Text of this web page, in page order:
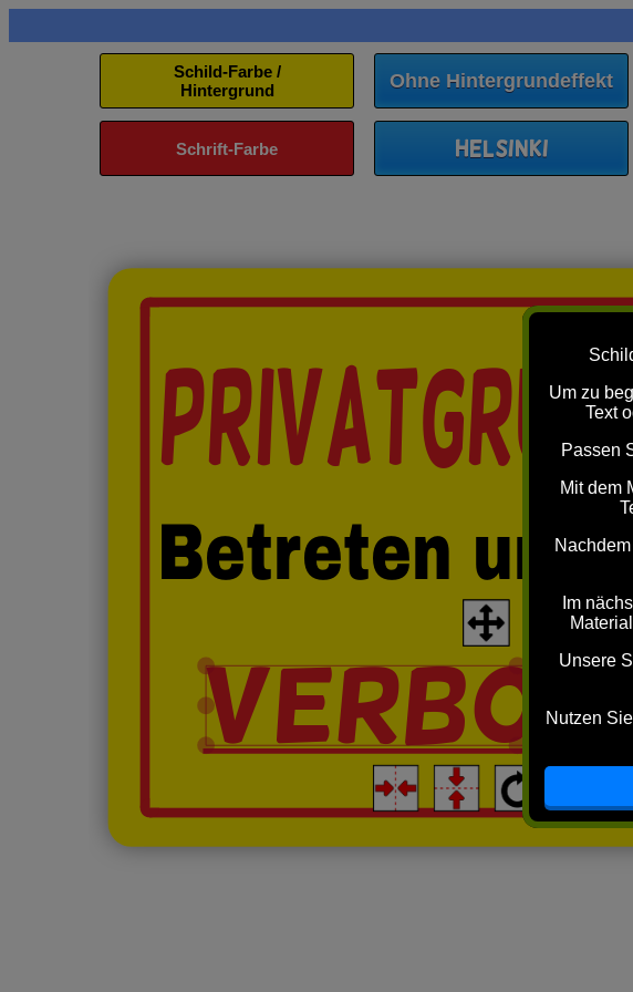
Schild-Farbe /
Hintergrund
Ohne Hintergrundeffekt
Schrift-Farbe Helsinki
Betreten und
Um zu
Text
Passen
Mit dem
Im
Unsere
Nutzen